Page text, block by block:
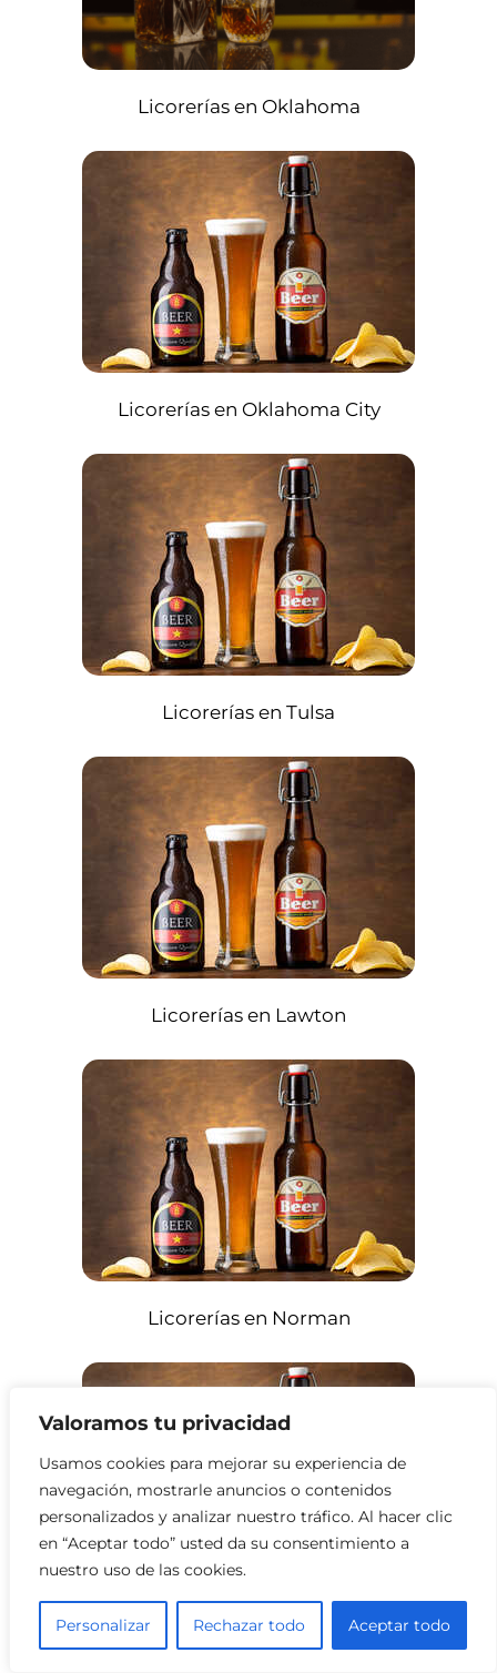
Valoramos tu privacidad
Usamos cookies para mejorar su experiencia de
navegación, mostrarle anuncios o contenidos
personalizados y analizar nuestro tráfico. Al hacer clic
en “Aceptar todo” usted da su consentimiento a
nuestro uso de las cookies.
Personalizar Rechazar todo Aceptar todo
Licorerías en Oklahoma
Licorerías en Oklahoma City
Licorerías en Tulsa
Licorerías en Lawton
Licorerías en Norman
Licorerías en Edmond